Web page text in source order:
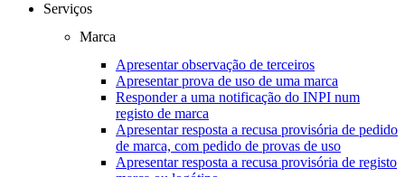
Serviços
Marca
Apresentar observação de terceiros
Apresentar prova de uso de uma marca
Responder a uma notificação do INPI num
registo de marca
Apresentar resposta a recusa provisória de pedido
de marca, com pedido de provas de uso
Apresentar resposta a recusa provisória de registo